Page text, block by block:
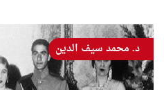
د. محمد سيف الدين